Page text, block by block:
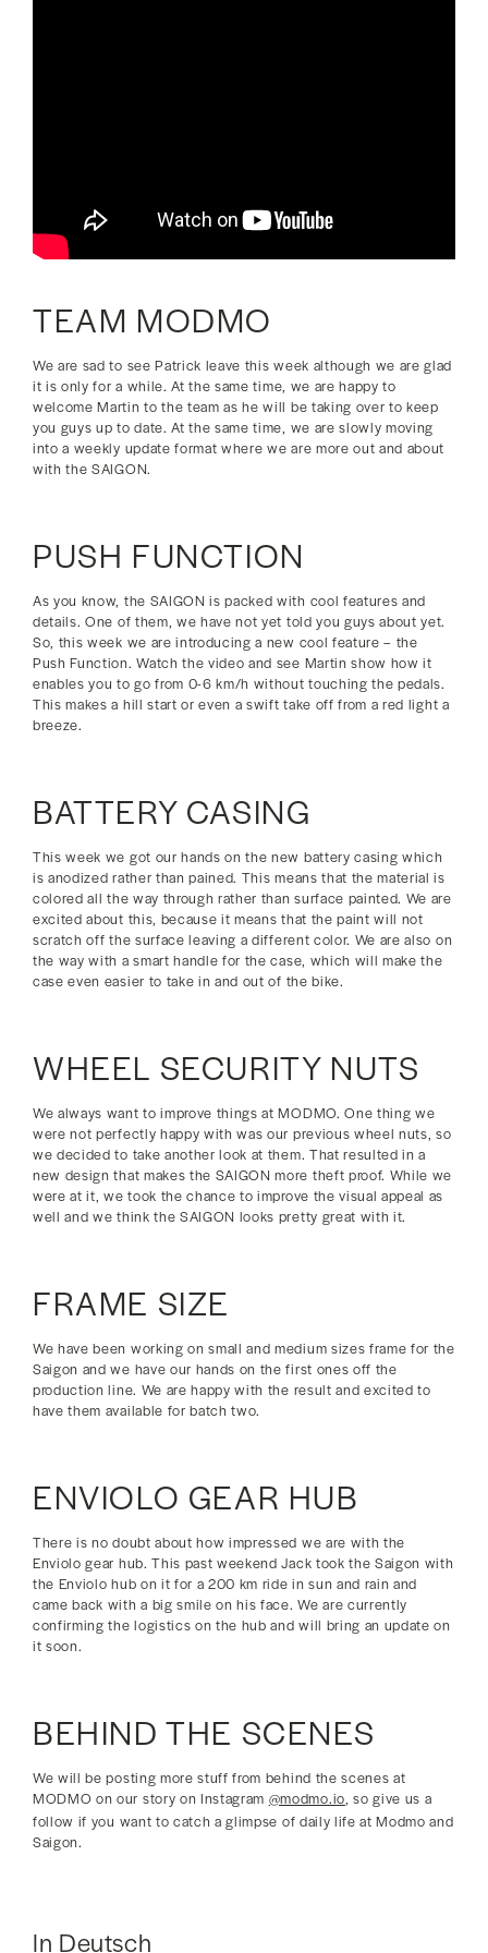
TEAM MODMO
We are sad to see Patrick leave this week although we are glad
it is only for a while. At the same time, we are happy to
welcome Martin to the team as he will be taking over to keep
you guys up to date. At the same time, we are slowly moving
into a weekly update format where we are more out and about
with the SAIGON.
PUSH FUNCTION
As you know, the SAIGON is packed with cool features and
details. One of them, we have not yet told you guys about yet.
So, this week we are introducing a new cool feature – the
Push Function. Watch the video and see Martin show how it
enables you to go from 0-6 km/h without touching the pedals.
This makes a hill start or even a swift take off from a red light a
breeze.
BATTERY CASING
This week we got our hands on the new battery casing which
is anodized rather than pained. This means that the material is
colored all the way through rather than surface painted. We are
excited about this, because it means that the paint will not
scratch off the surface leaving a different color. We are also on
the way with a smart handle for the case, which will make the
case even easier to take in and out of the bike.
WHEEL SECURITY NUTS
We always want to improve things at MODMO. One thing we
were not perfectly happy with was our previous wheel nuts, so
we decided to take another look at them. That resulted in a
new design that makes the SAIGON more theft proof. While we
were at it, we took the chance to improve the visual appeal as
well and we think the SAIGON looks pretty great with it.
FRAME SIZE
We have been working on small and medium sizes frame for the
Saigon and we have our hands on the first ones off the
production line. We are happy with the result and excited to
have them available for batch two.
ENVIOLO GEAR HUB
There is no doubt about how impressed we are with the
Enviolo gear hub. This past weekend Jack took the Saigon with
the Enviolo hub on it for a 200 km ride in sun and rain and
came back with a big smile on his face. We are currently
confirming the logistics on the hub and will bring an update on
it soon.
BEHIND THE SCENES
We will be posting more stuff from behind the scenes at
MODMO on our story on Instagram @modmo.io, so give us a
follow if you want to catch a glimpse of daily life at Modmo and
Saigon.
In Deutsch